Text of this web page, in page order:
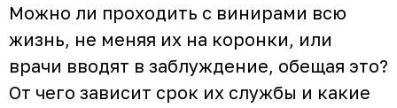
Можно ли проходить с винирами всю
жизнь, не меняя их на коронки, или
врачи вводят в заблуждение, обещая это?
От чего зависит срок их службы и какие